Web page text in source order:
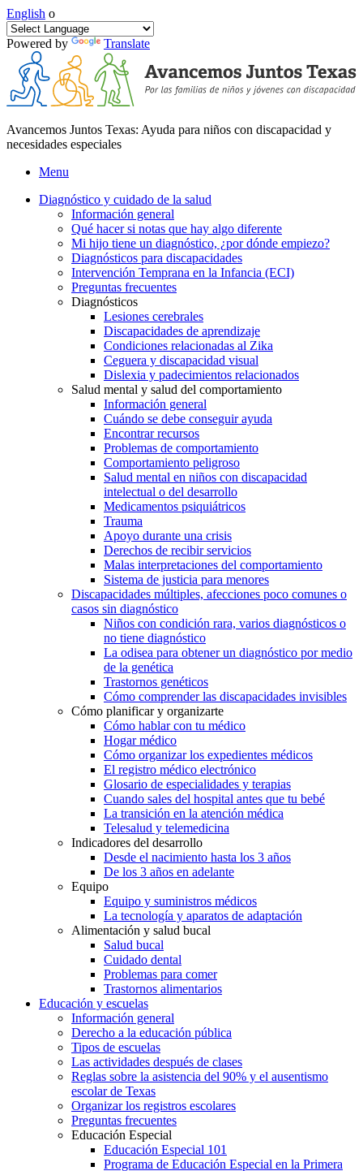
English o
Powered by Translate
Avancemos Juntos Texas: Ayuda para niños con discapacidad y
necesidades especiales
Menu
Diagnóstico y cuidado de la salud
Información general
Qué hacer si notas que hay algo diferente
Mi hijo tiene un diagnóstico, ¿por dónde empiezo?
Diagnósticos para discapacidades
Intervención Temprana en la Infancia (ECI)
Preguntas frecuentes
Diagnósticos
Lesiones cerebrales
Discapacidades de aprendizaje
Condiciones relacionadas al Zika
Ceguera y discapacidad visual
Dislexia y padecimientos relacionados
Salud mental y salud del comportamiento
Información general
Cuándo se debe conseguir ayuda
Encontrar recursos
Problemas de comportamiento
Comportamiento peligroso
Salud mental en niños con discapacidad
intelectual o del desarrollo
Medicamentos psiquiátricos
Trauma
Apoyo durante una crisis
Derechos de recibir servicios
Malas interpretaciones del comportamiento
Sistema de justicia para menores
Discapacidades múltiples, afecciones poco comunes o
casos sin diagnóstico
Niños con condición rara, varios diagnósticos o
no tiene diagnóstico
La odisea para obtener un diagnóstico por medio
de la genética
Trastornos genéticos
Cómo comprender las discapacidades invisibles
Cómo planificar y organizarte
Cómo hablar con tu médico
Hogar médico
Cómo organizar los expedientes médicos
El registro médico electrónico
Glosario de especialidades y terapias
Cuando sales del hospital antes que tu bebé
La transición en la atención médica
Telesalud y telemedicina
Indicadores del desarrollo
Desde el nacimiento hasta los 3 años
De los 3 años en adelante
Equipo
Equipo y suministros médicos
La tecnología y aparatos de adaptación
Alimentación y salud bucal
Salud bucal
Cuidado dental
Problemas para comer
Trastornos alimentarios
Educación y escuelas
Información general
Derecho a la educación pública
Tipos de escuelas
Las actividades después de clases
Reglas sobre la asistencia del 90% y el ausentismo
escolar de Texas
Organizar los registros escolares
Preguntas frecuentes
Educación Especial
Educación Especial 101
Programa de Educación Especial en la Primera